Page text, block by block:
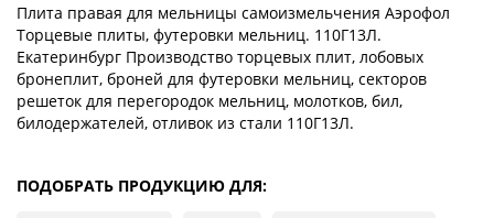
Плита правая для мельницы самоизмельчения Аэрофол
Торцевые плиты, футеровки мельниц. 110Г13Л.
Екатеринбург Производство торцевых плит, лобовых
бронеплит, броней для футеровки мельниц, секторов
решеток для перегородок мельниц, молотков, бил,
билодержателей, отливок из стали 110Г13Л.
ПОДОБРАТЬ ПРОДУКЦИЮ ДЛЯ: